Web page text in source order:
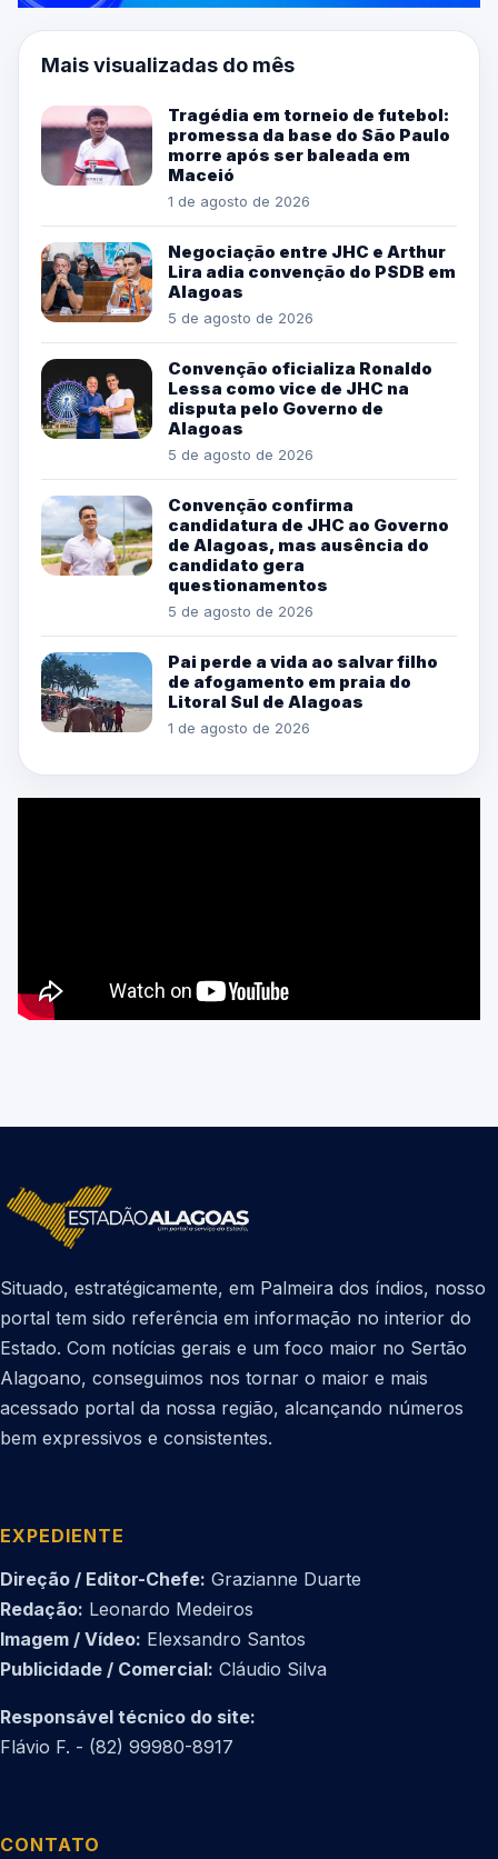
Mais visualizadas do mês
Tragédia em torneio de futebol:
promessa da base do São Paulo
morre após ser baleada em
Maceió
1 de agosto de 2026
Negociação entre JHC e Arthur
Lira adia convenção do PSDB em
Alagoas
5 de agosto de 2026
Convenção oficializa Ronaldo
Lessa como vice de JHC na
disputa pelo Governo de
Alagoas
5 de agosto de 2026
Convenção confirma
candidatura de JHC ao Governo
de Alagoas, mas ausência do
candidato gera
questionamentos
5 de agosto de 2026
Pai perde a vida ao salvar filho
de afogamento em praia do
Litoral Sul de Alagoas
1 de agosto de 2026
Situado, estratégicamente, em Palmeira dos índios, nosso
portal tem sido referência em informação no interior do
Estado. Com notícias gerais e um foco maior no Sertão
Alagoano, conseguimos nos tornar o maior e mais
acessado portal da nossa região, alcançando números
bem expressivos e consistentes.
EXPEDIENTE
Direção / Editor-Chefe: Grazianne Duarte
Redação: Leonardo Medeiros
Imagem / Vídeo: Elexsandro Santos
Publicidade / Comercial: Cláudio Silva
Responsável técnico do site:
Flávio F. - (82) 99980-8917
CONTATO